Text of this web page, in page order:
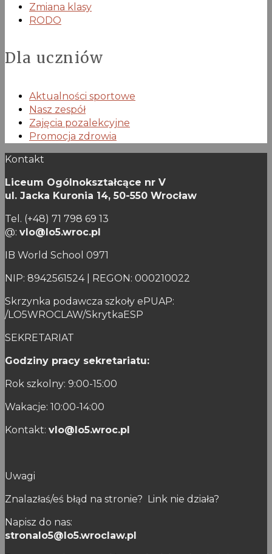
Zmiana klasy
RODO
Dla uczniów
Aktualności sportowe
Nasz zespół
Zajęcia pozalekcyjne
Promocja zdrowia
Kontakt
Liceum Ogólnokształcące nr V
ul. Jacka Kuronia 14, 50-550 Wrocław
Tel. (+48) 71 798 69 13
@: vlo@lo5.wroc.pl
IB World School 0971
NIP: 8942561524 | REGON: 000210022
Skrzynka podawcza szkoły ePUAP:
/LO5WROCLAW/SkrytkaESP
SEKRETARIAT
Godziny pracy sekretariatu:
Rok szkolny: 9:00-15:00
Wakacje: 10:00-14:00
Kontakt: vlo@lo5.wroc.pl
Uwagi
Znalazłaś/eś błąd na stronie? Link nie działa?
Napisz do nas:
stronalo5@lo5.wroclaw.pl